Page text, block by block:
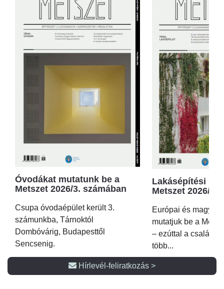
Óvodákat mutatunk be a
Metszet 2026/3. számában
Csupa óvodaépület került 3.
számunkba, Tárnoktól
Dombóvárig, Budapesttől
Sencsenig.
Lakásépítési
Metszet 2026/2.
Európai és magyar
mutatjuk be a
– ezúttal a családi
több...
Hírlevél-feliratkozás >